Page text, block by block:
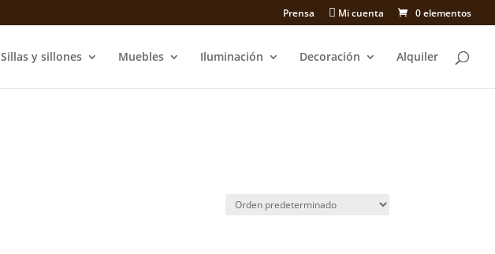
Prensa Mi cuenta 0 elementos
Sillas y sillones Muebles Iluminación Decoración Alquiler